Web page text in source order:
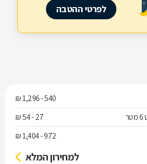
לפרטי ההטבה
540 - 1,296 ₪
27 - 54 ₪
972 - 1,404 ₪
למחירון המלא